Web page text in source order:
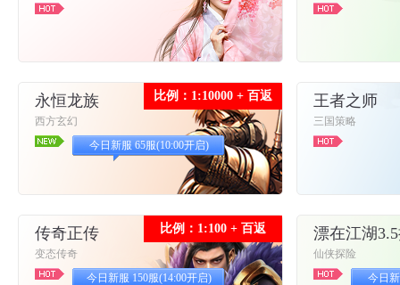
比例：1:10000 + 百返
永恒龙族
西方玄幻
今日新服 65服(10:00开启)
王者之师
三国策略
比例：1:100 + 百返
传奇正传
变态传奇
今日新服 150服(14:00开启)
漂在江湖
仙侠探险
今日